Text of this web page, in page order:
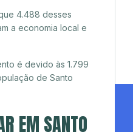
4.488 desses
a economia local e
é devido às 1.799
de Santo
EM SANTO